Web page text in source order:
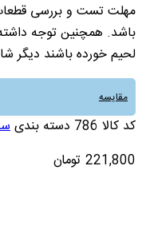
باشد. همچنین توجه
لحیم خورده باشند دیگر
مقایسه
کد کالا 786 دسته بندی
221,800 تومان